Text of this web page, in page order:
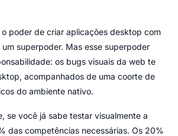
poder de criar aplicações desktop com
superpoder. Mas esse superpoder
os bugs visuais da web te
acompanhados de uma coorte de
do ambiente nativo.
se você já sabe testar visualmente a
das competências necessárias. Os 20%